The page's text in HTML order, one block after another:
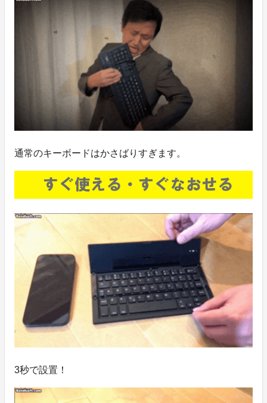
通常のキーボードはかさばりすぎます。
3秒で設置！